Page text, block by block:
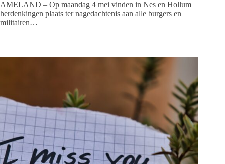
AMELAND – Op maandag 4 mei vinden in Nes en Hollum
herdenkingen plaats ter nagedachtenis aan alle burgers en
militairen…